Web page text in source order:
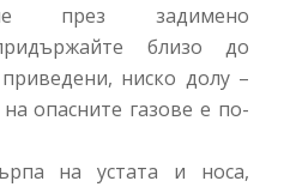
през задимено
близо до
ниско долу –
опасните газове е по-
на устата и носа,